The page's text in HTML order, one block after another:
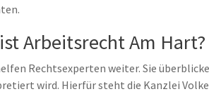
Arbeitsrecht Am Hart?
Rechtsexperten weiter. Sie
wird. Hierfür steht die Kanzlei